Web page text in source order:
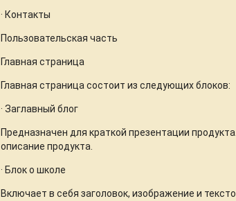
· Контакты
Пользовательская часть
Главная страница
Главная страница состоит из следующих блоков:
· Заглавный блог
Предназначен для краткой презентации
описание продукта.
· Блок о школе
Включает в себя заголовок, изображение и